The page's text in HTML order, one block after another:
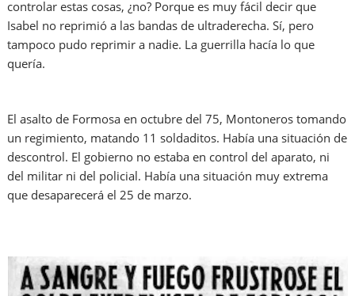
controlar estas cosas, ¿no? Porque es muy fácil decir que
Isabel no reprimió a las bandas de ultraderecha. Sí, pero
tampoco pudo reprimir a nadie. La guerrilla hacía lo que
quería.
El asalto de Formosa en octubre del 75, Montoneros tomando
un regimiento, matando 11 soldaditos. Había una situación de
descontrol. El gobierno no estaba en control del aparato, ni
del militar ni del policial. Había una situación muy extrema
que desaparecerá el 25 de marzo.